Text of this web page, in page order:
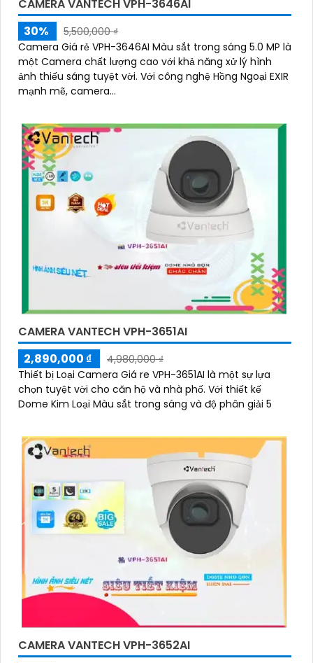
CAMERA VANTECH VPH-3646AI
30%
5,500,000 ₫
Camera Giá rẻ VPH-3646AI Màu sắt trong sáng 5.0 MP là
một Camera chất lượng cao với khả năng xử lý hình
ảnh thiếu sáng tuyệt vời. Với công nghệ Hồng Ngoại EXIR
mạnh mẽ, camera...
CAMERA VANTECH VPH-3651AI
2,890,000 ₫
4,980,000 ₫
Thiết bị Loại Camera Giá re VPH-3651AI là một sự lựa
chọn tuyệt vời cho căn hộ và nhà phố. Với thiết kế
Dome Kim Loại Màu sắt trong sáng và độ phân giải 5
CAMERA VANTECH VPH-3652AI